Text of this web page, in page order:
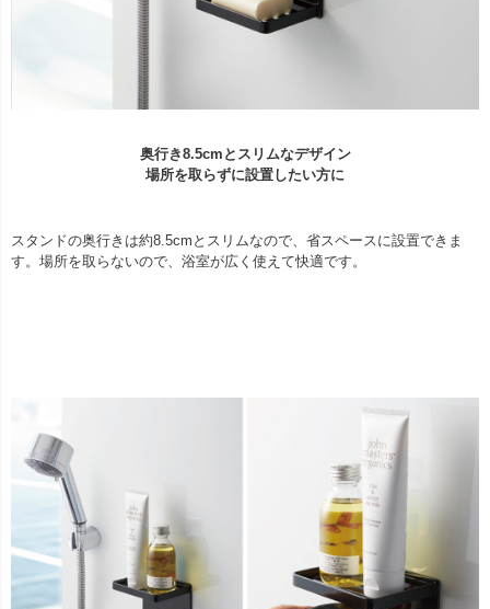
奥行き8.5cmとスリムなデザイン
場所を取らずに設置したい方に
スタンドの奥行きは約8.5cmとスリムなので、省スペースに設置できま
す。場所を取らないので、浴室が広く使えて快適です。